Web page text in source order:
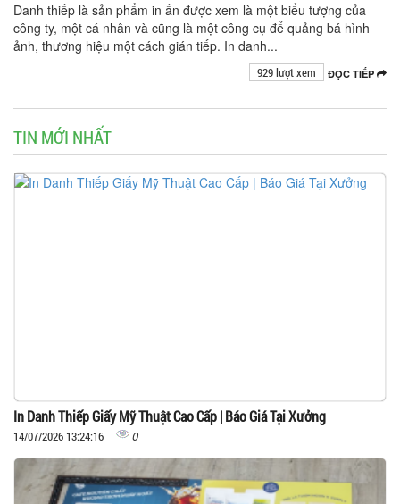
Danh thiếp là sản phẩm in ấn được xem là một biểu tượng của
công ty, một cá nhân và cũng là một công cụ để quảng bá hình
ảnh, thương hiệu một cách gián tiếp. In danh...
ĐỌC TIẾP
929 lượt xem
TIN MỚI NHẤT
In Danh Thiếp Giấy Mỹ Thuật Cao Cấp | Báo Giá Tại Xưởng
14/07/2026 13:24:16 0